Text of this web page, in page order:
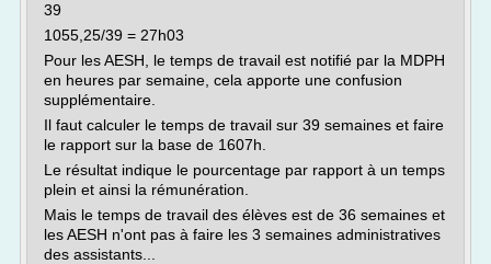
39
1055,25/39 = 27h03
Pour les AESH, le temps de travail est notifié par la MDPH
en heures par semaine, cela apporte une confusion
supplémentaire.
Il faut calculer le temps de travail sur 39 semaines et faire
le rapport sur la base de 1607h.
Le résultat indique le pourcentage par rapport à un temps
plein et ainsi la rémunération.
Mais le temps de travail des élèves est de 36 semaines et
les AESH n'ont pas à faire les 3 semaines administratives
des assistants...